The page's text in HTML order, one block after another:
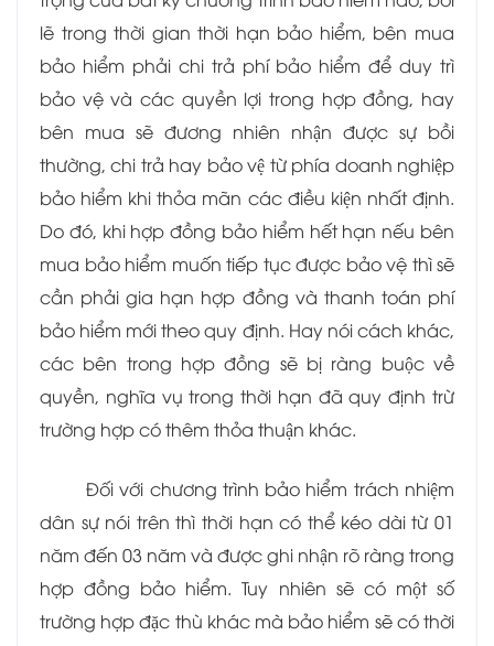
lẽ trong thời gian thời hạn bảo hiểm, bên mua
bảo hiểm phải chi trả phí bảo hiểm để duy trì
bảo vệ và các quyền lợi trong hợp đồng, hay
bên mua sẽ đương nhiên nhận được sự bồi
thường, chi trả hay bảo vệ từ phía doanh nghiệp
bảo hiểm khi thỏa mãn các điều kiện nhất định.
Do đó, khi hợp đồng bảo hiểm hết hạn nếu bên
mua bảo hiểm muốn tiếp tục được bảo vệ thì sẽ
cần phải gia hạn hợp đồng và thanh toán phí
bảo hiểm mới theo quy định. Hay nói cách khác,
các bên trong hợp đồng sẽ bị ràng buộc về
quyền, nghĩa vụ trong thời hạn đã quy định trừ
trường hợp có thêm thỏa thuận khác.
Đối với chương trình bảo hiểm trách nhiệm
dân sự nói trên thì thời hạn có thể kéo dài từ 01
năm đến 03 năm và được ghi nhận rõ ràng trong
hợp đồng bảo hiểm. Tuy nhiên sẽ có một số
trường hợp đặc thù khác mà bảo hiểm sẽ có thời